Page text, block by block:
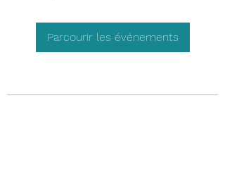
Parcourir les événements